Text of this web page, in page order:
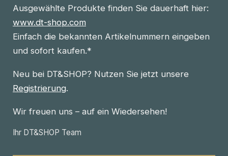
Ausgewählte Produkte finden Sie dauerhaft hier:
www.dt-shop.com
Einfach die bekannten Artikelnummern eingeben
und sofort kaufen.*
Neu bei DT&SHOP? Nutzen Sie jetzt unsere
Registrierung.
Wir freuen uns – auf ein Wiedersehen!
Ihr DT&SHOP Team